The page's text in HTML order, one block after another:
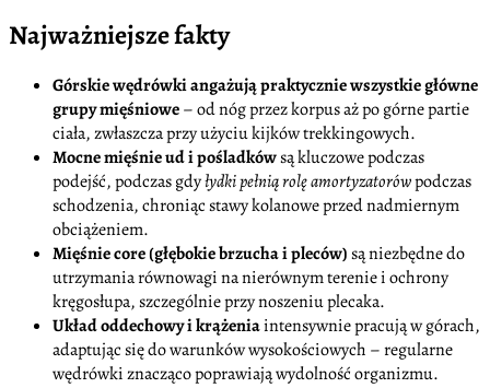
Najważniejsze fakty
Górskie wędrówki angażują praktycznie wszystkie główne
grupy mięśniowe– od nóg przez korpus aż po górne partie
ciała, zwłaszcza przy użyciu kijków trekkingowych.
Mocne mięśnie ud i pośladkówsą kluczowe podczas
podejść, podczas gdyłydki pełnią rolę amortyzatorówpodczas
schodzenia, chroniąc stawy kolanowe przed nadmiernym
obciążeniem.
Mięśnie core (głębokie brzucha i pleców)są niezbędne do
utrzymania równowagi na nierównym terenie i ochrony
kręgosłupa, szczególnie przy noszeniu plecaka.
Układ oddechowy i krążeniaintensywnie pracują w górach,
adaptując się do warunków wysokościowych – regularne
wędrówki znacząco poprawiają wydolność organizmu.